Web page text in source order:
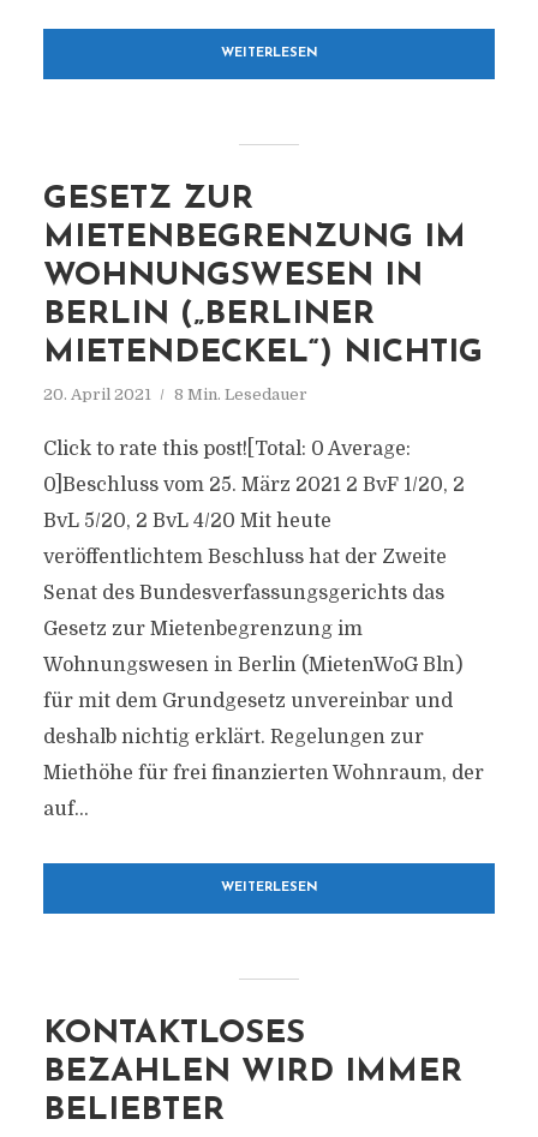
WEITERLESEN
GESETZ ZUR
MIETENBEGRENZUNG IM
WOHNUNGSWESEN IN
BERLIN („BERLINER
MIETENDECKEL“) NICHTIG
20. April 2021 8 Min. Lesedauer
Click to rate this post![Total: 0 Average:
0]Beschluss vom 25. März 2021 2 BvF 1/20, 2
BvL 5/20, 2 BvL 4/20 Mit heute
veröffentlichtem Beschluss hat der Zweite
Senat des Bundesverfassungsgerichts das
Gesetz zur Mietenbegrenzung im
Wohnungswesen in Berlin (MietenWoG Bln)
für mit dem Grundgesetz unvereinbar und
deshalb nichtig erklärt. Regelungen zur
Miethöhe für frei finanzierten Wohnraum, der
auf...
WEITERLESEN
KONTAKTLOSES
BEZAHLEN WIRD IMMER
BELIEBTER